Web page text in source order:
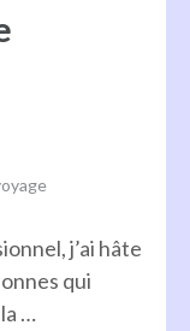
j’ai hâte
qui
…